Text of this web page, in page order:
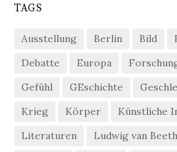
TAGS
Ausstellung Berlin Bild
Debatte
Europa
Gefühl
GEschichte
Krieg
Körper Künstliche
Literaturen
Ludwig van